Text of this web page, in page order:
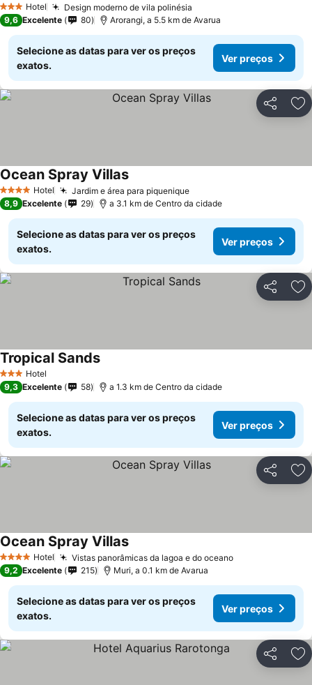
3 EstrelasHotel Design moderno de vila polinésia
9,6 Excelente 80 Arorangi, a 5.5 km de Avarua
Selecione as datas para ver os preços
exatos.
Ver preços
Partilhar
4 EstrelasHotel Jardim e área para piquenique
Ocean Spray Villas
8,9 Excelente 29 a 3.1 km de Centro da cidade
Selecione as datas para ver os preços
exatos.
Ver preços
Partilhar
3 EstrelasHotel
Tropical Sands
9,3 Excelente 58 a 1.3 km de Centro da cidade
Selecione as datas para ver os preços
exatos.
Ver preços
Partilhar
4 EstrelasHotel Vistas panorâmicas da lagoa e do oceano
Ocean Spray Villas
9,2 Excelente 215 Muri, a 0.1 km de Avarua
Selecione as datas para ver os preços
exatos.
Ver preços
Partilhar